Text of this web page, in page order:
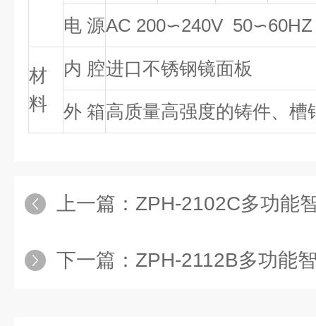
电 源AC 200∽240V 50∽60HZ
材
料
内 腔进口不锈钢镜面板
外 箱高质量高强度的铸件、槽
上一篇： ZPH-2102C多功能
下一篇： ZPH-2112B多功能